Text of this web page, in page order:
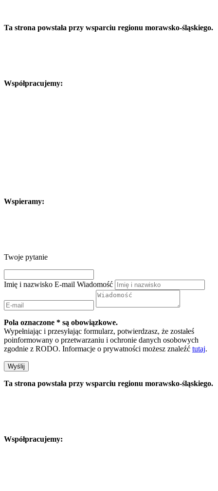
Ta strona powstała przy wsparciu regionu morawsko-śląskiego.
Współpracujemy:
Wspieramy:
Twoje pytanie
Imię i nazwisko E-mail Wiadomość
Pola oznaczone * są obowiązkowe.
Wypełniając i przesyłając formularz, potwierdzasz, że zostałeś
poinformowany o przetwarzaniu i ochronie danych osobowych
zgodnie z RODO. Informacje o prywatności możesz znaleźć tutaj.
Wyślij
Ta strona powstała przy wsparciu regionu morawsko-śląskiego.
Współpracujemy: